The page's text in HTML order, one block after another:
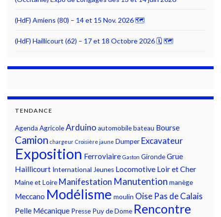
(HdF) Amiens (80) – 14 et 15 Nov. 2026 🗺
(HdF) Haillicourt (62) – 17 et 18 Octobre 2026 🗓 🗺
TENDANCE
Agenda AgricoleArduinoautomobilebateau Bourse
Camion chargeur Croisière jaune Dumper Excavateur
Exposition Ferroviaire Gaston GirondeGrue
Haillicourt International Jeunes Locomotive Loir et Cher
Maine et Loire Manifestation Manutention manège
Meccano Modélisme moulin Oise Pas de Calais
Pelle Mécanique Presse Puy de Dome Rencontre